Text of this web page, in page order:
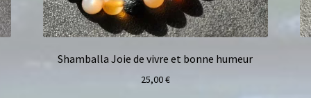
Shamballa Joie de vivre et bonne humeur
25,00€